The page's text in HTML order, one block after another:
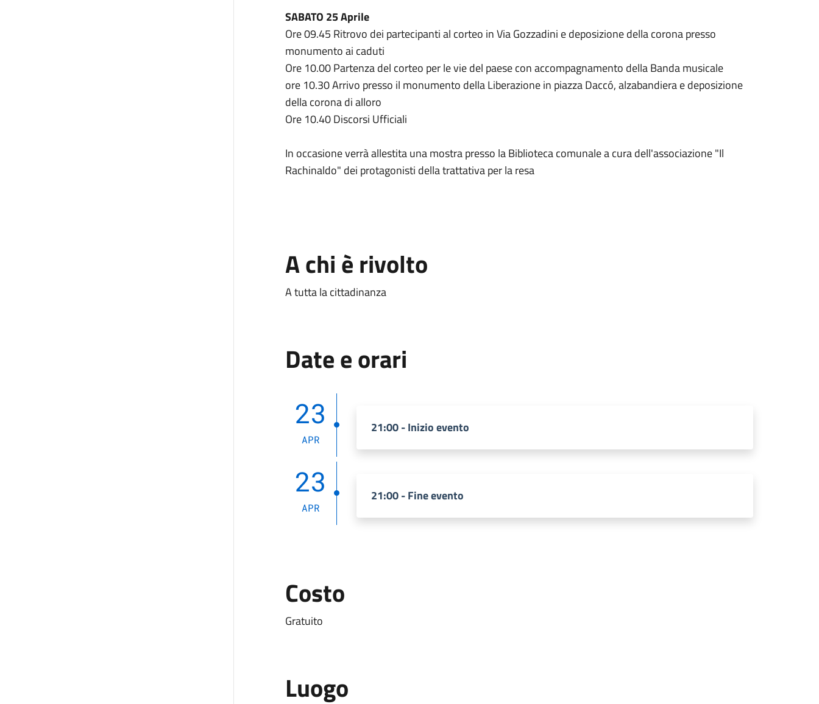
SABATO 25 Aprile
Ore 09.45 Ritrovo dei partecipanti al corteo in Via Gozzadini e deposizione della corona presso
monumento ai caduti
Ore 10.00 Partenza del corteo per le vie del paese con accompagnamento della Banda musicale
ore 10.30 Arrivo presso il monumento della Liberazione in piazza Daccó, alzabandiera e deposizione
della corona di alloro
Ore 10.40 Discorsi Ufficiali
In occasione verrà allestita una mostra presso la Biblioteca comunale a cura dell'associazione "Il
Rachinaldo" dei protagonisti della trattativa per la resa
A chi è rivolto
A tutta la cittadinanza
Date e orari
23
APR
21:00 - Inizio evento
23
APR
21:00 - Fine evento
Costo
Gratuito
Luogo